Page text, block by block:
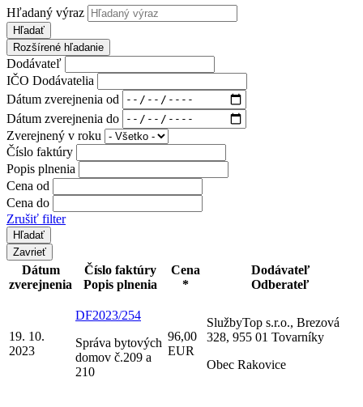
Hľadaný výraz
Hľadať
Rozšírené hľadanie
Dodávateľ
IČO Dodávatelia
Dátum zverejnenia od
Dátum zverejnenia do
Zverejnený v roku
Číslo faktúry
Popis plnenia
Cena od
Cena do
Zrušiť filter
Zavrieť
Dátum
zverejnenia
Číslo faktúry
Popis plnenia
Cena
*
Dodávateľ
Odberateľ
19. 10.
2023
DF2023/254
Správa bytových
domov č.209 a
210
96,00
EUR
SlužbyTop s.r.o., Brezová
328, 955 01 Tovarníky
Obec Rakovice